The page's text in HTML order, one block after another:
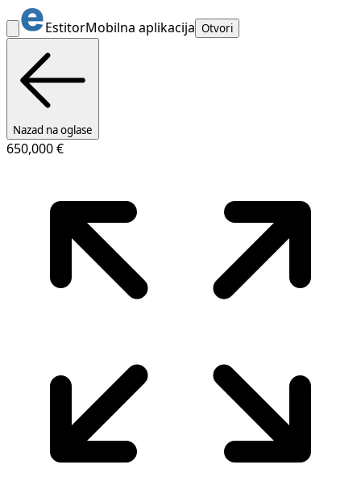
EstitorMobilna aplikacija Otvori
Nazad na oglase
650,000 €